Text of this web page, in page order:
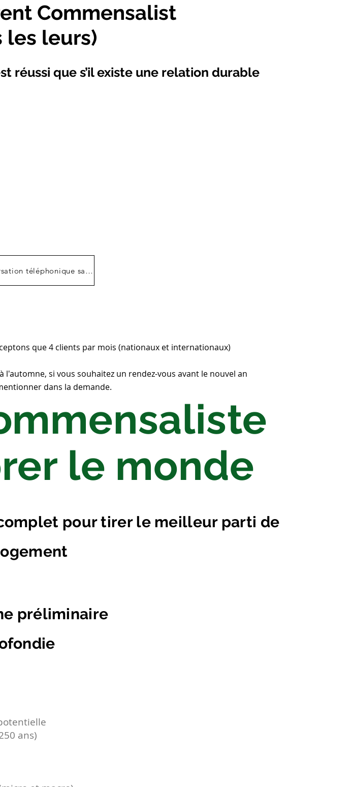
Commensalist
les leurs)
réussi que s’il existe une relation durable
téléphonique sans engagement
que 4 clients par mois (nationaux et internationaux)
si vous souhaitez un rendez-vous avant le nouvel an
dans la demande.
le monde
pour tirer le meilleur parti de
préliminaire
ans)